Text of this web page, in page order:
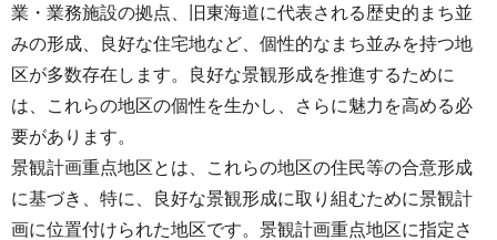
業・業務施設の拠点、旧東海道に代表される歴史的まち並
みの形成、良好な住宅地など、個性的なまち並みを持つ地
区が多数存在します。良好な景観形成を推進するために
は、これらの地区の個性を生かし、さらに魅力を高める必
要があります。
景観計画重点地区とは、これらの地区の住民等の合意形成
に基づき、特に、良好な景観形成に取り組むために景観計
画に位置付けられた地区です。景観計画重点地区に指定さ